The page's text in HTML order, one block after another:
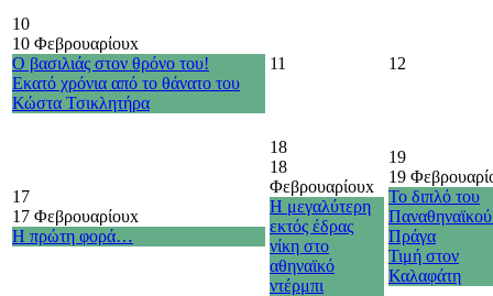
10
10 Φεβρουαρίουx
Ο βασιλιάς στον θρόνο του!
Εκατό χρόνια από το θάνατο του
Κώστα Τσικλητήρα
11 12
17
17 Φεβρουαρίουx
Η πρώτη φορά…
18
18
Φεβρουαρίουx
Η μεγαλύτερη
εκτός έδρας
νίκη στο
αθηναϊκό
ντέρμπι
19
19
Το διπλό του
Πράγα
Τιμή στον
Καλαφάτη